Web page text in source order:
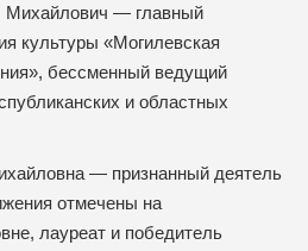
Михайлович — главный
культуры «Могилевская
бессменный ведущий
и областных
— признанный деятель
отмечены на
лауреат и победитель